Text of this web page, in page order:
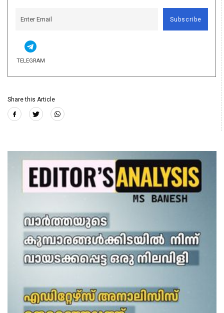
Subscribe
TELEGRAM
Share this Article